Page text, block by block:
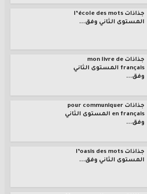
جذاذات l’école des mots
المستوى الثاني وفق...
جذاذات mon livre de
français المستوى الثاني
وفق...
جذاذات pour communiquer
en français المستوى الثاني
وفق...
جذاذات l’oasis des mots
المستوى الثاني وفق...